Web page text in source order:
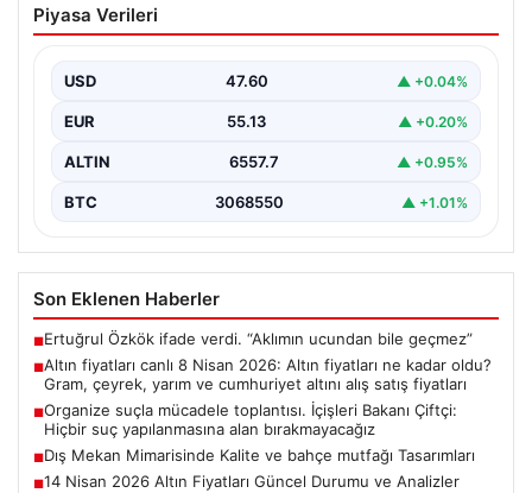
fiyatları ne kadar oldu? Gram, çeyrek,
fiyatları
Piyasa Verileri
USD 47.60 ▲ +0.04%
EUR 55.13 ▲ +0.20%
ALTIN 6557.7 ▲ +0.95%
BTC 3068550 ▲ +1.01%
Son Eklenen Haberler
■Ertuğrul Özkök ifade verdi. “Aklımın ucundan bile geçmez”
■Altın fiyatları canlı 8 Nisan 2026: Altın fiyatları ne kadar oldu?
Gram, çeyrek, yarım ve cumhuriyet altını alış satış fiyatları
■Organize suçla mücadele toplantısı. İçişleri Bakanı Çiftçi:
Hiçbir suç yapılanmasına alan bırakmayacağız
■Dış Mekan Mimarisinde Kalite ve bahçe mutfağı Tasarımları
■14 Nisan 2026 Altın Fiyatları Güncel Durumu ve Analizler